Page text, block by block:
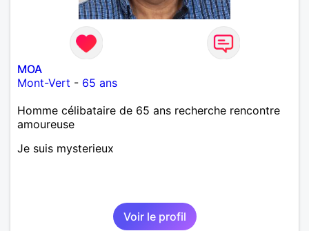
MOA
Mont-Vert - 65 ans
Homme célibataire de 65 ans recherche rencontre
amoureuse
Je suis mysterieux
Voir le profil